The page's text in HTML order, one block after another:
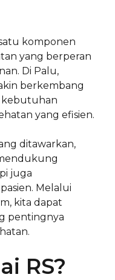
komponen
yang berperan
Di Palu,
berkembang
kebutuhan
yang efisien.
ditawarkan,
juga
Melalui
kita dapat
pentingnya
RS?